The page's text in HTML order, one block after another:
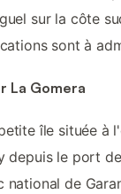
sur la côte
sont à
La Gomera
île située à
depuis le port
de